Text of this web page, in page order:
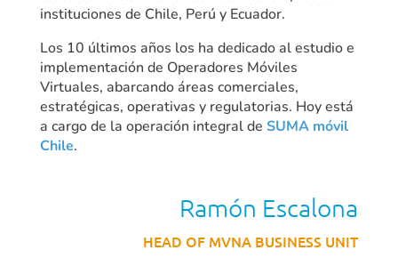
instituciones de Chile, Perú y Ecuador.
Los 10 últimos años los ha dedicado al estudio e
implementación de Operadores Móviles
Virtuales, abarcando áreas comerciales,
estratégicas, operativas y regulatorias. Hoy está
a cargo de la operación integral de SUMA móvil
Chile.
Ramón Escalona
HEAD OF MVNA BUSINESS UNIT